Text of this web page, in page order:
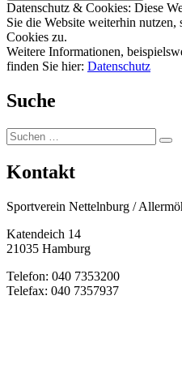
Datenschutz & Cookies: Diese
Sie die Website weiterhin
Cookies zu.
Weitere Informationen,
finden Sie hier: Datenschutz
Suche
Suche
nach:
Kontakt
Sportverein Nettelnburg /
Katendeich 14
21035 Hamburg
Telefon: 040 7353200
Telefax: 040 7357937